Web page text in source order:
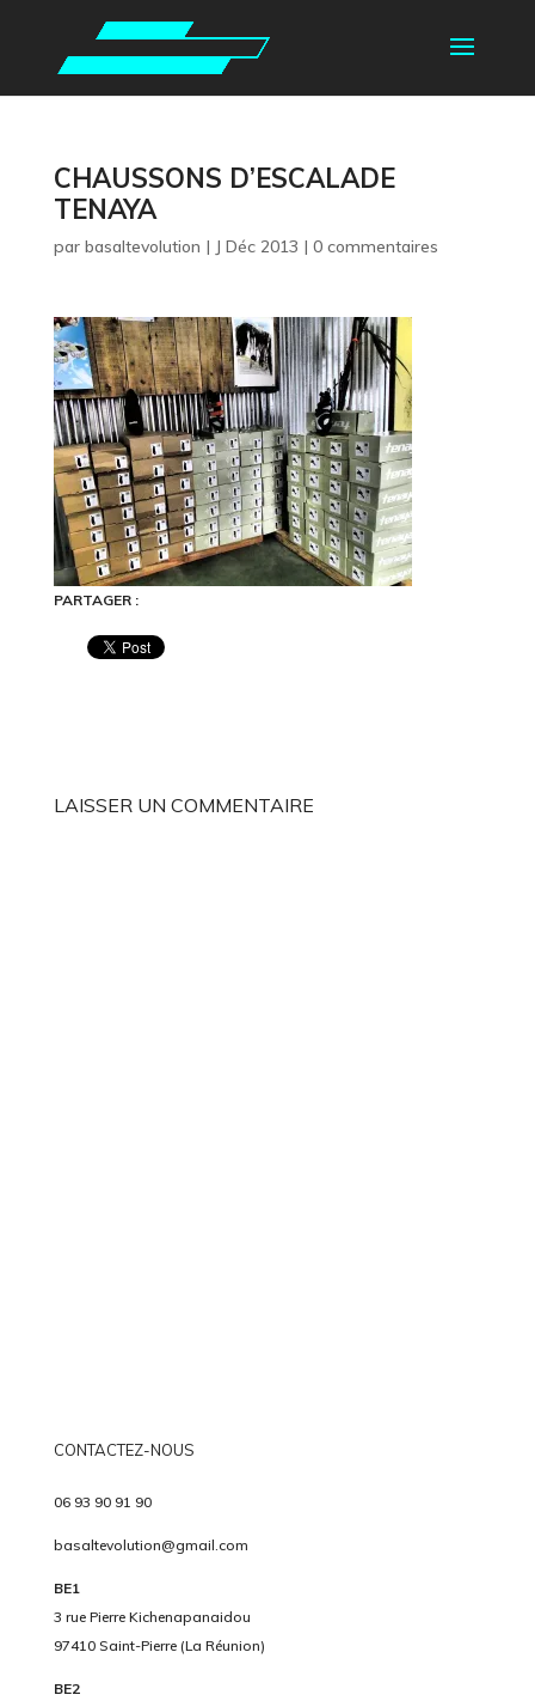
CHAUSSONS D’ESCALADE
TENAYA
par basaltevolution | J Déc 2013 | 0 commentaires
PARTAGER :
LAISSER UN COMMENTAIRE
CONTACTEZ-NOUS
06 93 90 91 90
basaltevolution@gmail.com
BE1
3 rue Pierre Kichenapanaidou
97410 Saint-Pierre (La Réunion)
BE2